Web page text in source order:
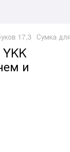
17,3 Сумка
и